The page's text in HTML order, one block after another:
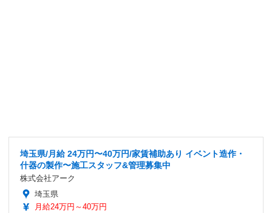
埼玉県/月給 24万円〜40万円/家賃補助あり イベント造作・
什器の製作〜施工スタッフ&管理募集中
株式会社アーク
埼玉県
月給24万円～40万円